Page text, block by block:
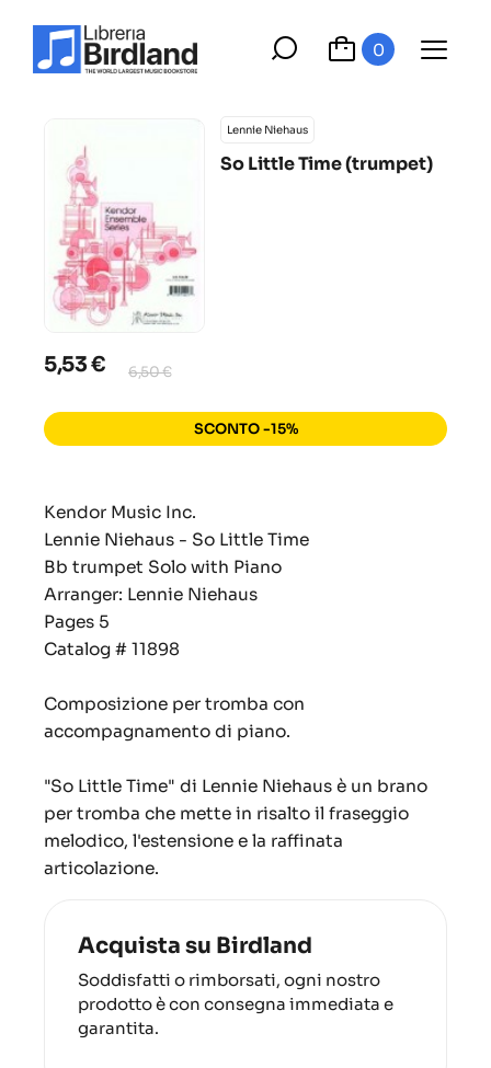
0
Lennie Niehaus
So Little Time (trumpet)
5,53 € 6,50 €
SCONTO -15%
Kendor Music Inc.
Lennie Niehaus - So Little Time
Bb trumpet Solo with Piano
Arranger: Lennie Niehaus
Pages 5
Catalog # 11898
Composizione per tromba con
accompagnamento di piano.
"So Little Time" di Lennie Niehaus è un brano
per tromba che mette in risalto il fraseggio
melodico, l'estensione e la raffinata
articolazione.
Acquista su Birdland
Soddisfatti o rimborsati, ogni nostro
prodotto è con consegna immediata e
garantita.